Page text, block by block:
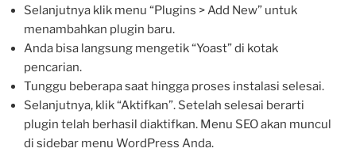
Selanjutnya klik menu “Plugins > Add New” untuk
menambahkan plugin baru.
Anda bisa langsung mengetik “Yoast” di kotak
pencarian.
Tunggu beberapa saat hingga proses instalasi selesai.
Selanjutnya, klik “Aktifkan”. Setelah selesai berarti
plugin telah berhasil diaktifkan. Menu SEO akan muncul
di sidebar menu WordPress Anda.